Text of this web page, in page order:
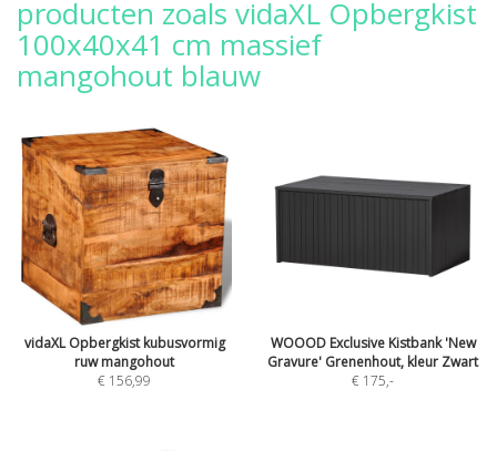
producten zoals vidaXL Opbergkist
100x40x41 cm massief
mangohout blauw
vidaXL Opbergkist kubusvormig
ruw mangohout
€ 156,99
WOOOD Exclusive Kistbank 'New
Gravure' Grenenhout, kleur Zwart
€ 175,-